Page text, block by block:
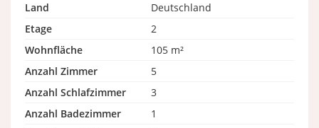
Land
Deutschland
Etage
2
Wohnfläche
105 m²
Anzahl Zimmer
5
Anzahl Schlafzimmer
3
Anzahl Badezimmer
1